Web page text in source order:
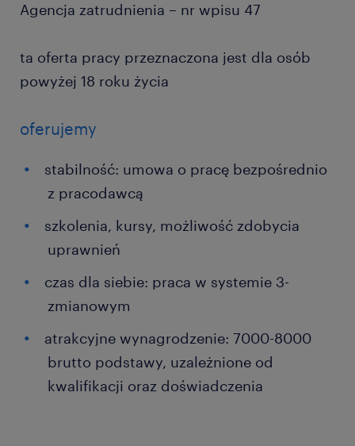
Agencja zatrudnienia – nr wpisu 47
ta oferta pracy przeznaczona jest dla osób
powyżej 18 roku życia
oferujemy
stabilność: umowa o pracę bezpośrednio
z pracodawcą
szkolenia, kursy, możliwość zdobycia
uprawnień
czas dla siebie: praca w systemie 3-
zmianowym
atrakcyjne wynagrodzenie: 7000-8000
brutto podstawy, uzależnione od
kwalifikacji oraz doświadczenia